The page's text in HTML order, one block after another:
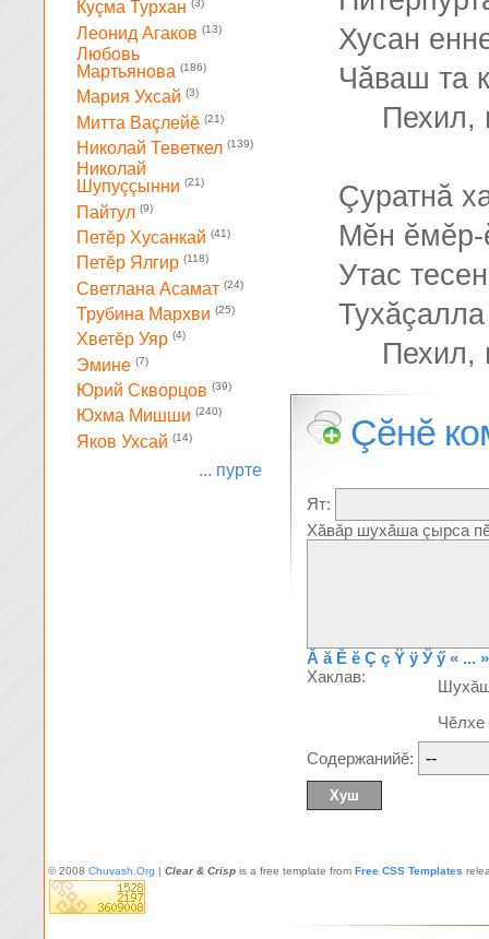
Хусан
Чăваш та
Пехил,
Çуратнă
Мĕн ĕмĕр-
Утас
Пехил,
Çĕнĕ
Ят:
Хăвăр шухăша çырса
Ă ă Ĕ ĕ Ç ç Ÿ ÿ Ӳ ӳ « ... »
Хаклав:
Содержанийĕ:
Куçма Турхан (3)
Леонид Агаков (13)
Любовь
Мартьянова (186)
Мария Ухсай (3)
Митта Ваçлейĕ (21)
Николай Теветкел (139)
Николай
Шупуççынни (21)
Пайтул (9)
Петĕр Хусанкай (41)
Петĕр Ялгир (118)
Светлана Асамат (24)
Трубина Мархви (25)
Хветĕр Уяр (4)
Эмине (7)
Юрий Скворцов (39)
Юхма Мишши (240)
Яков Ухсай (14)
... пурте
© 2008 Chuvash.Org | Clear & Crisp is a free template from Free CSS Templates